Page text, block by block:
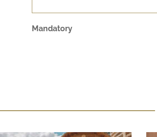
Mandatory